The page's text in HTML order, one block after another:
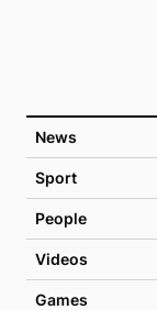
News
Sport
People
Videos
Games